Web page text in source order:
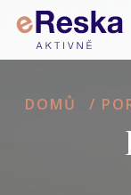
DOMŮ /